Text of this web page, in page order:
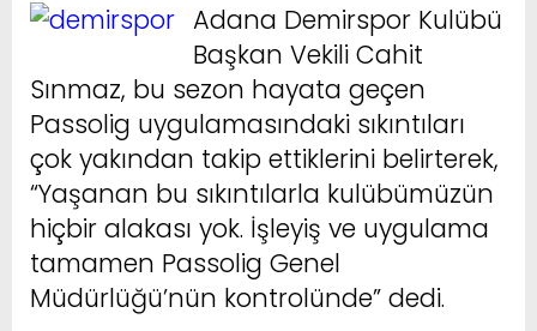
Adana Demirspor Kulübü
Başkan Vekili Cahit
Sınmaz, bu sezon hayata geçen
Passolig uygulamasındaki sıkıntıları
çok yakından takip ettiklerini belirterek,
“Yaşanan bu sıkıntılarla kulübümüzün
hiçbir alakası yok. İşleyiş ve uygulama
tamamen Passolig Genel
Müdürlüğü’nün kontrolünde” dedi.